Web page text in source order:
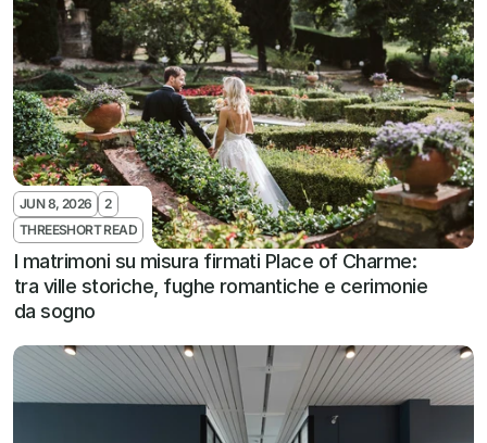
JUN 8, 2026
2
THREESHORT READ
I matrimoni su misura firmati Place of Charme:
tra ville storiche, fughe romantiche e cerimonie
da sogno